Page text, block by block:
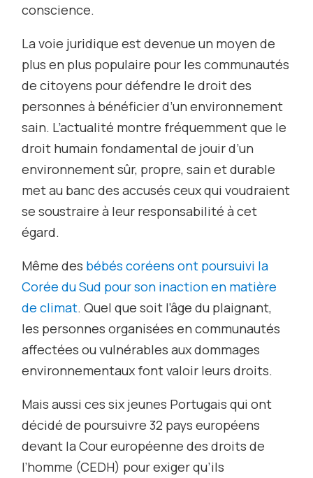
conscience.
La voie juridique est devenue un moyen de
plus en plus populaire pour les communautés
de citoyens pour défendre le droit des
personnes à bénéficier d’un environnement
sain. L’actualité montre fréquemment que le
droit humain fondamental de jouir d’un
environnement sûr, propre, sain et durable
met au banc des accusés ceux qui voudraient
se soustraire à leur responsabilité à cet
égard.
Même des bébés coréens ont poursuivi la
Corée du Sud pour son inaction en matière
de climat. Quel que soit l’âge du plaignant,
les personnes organisées en communautés
affectées ou vulnérables aux dommages
environnementaux font valoir leurs droits.
Mais aussi ces six jeunes Portugais qui ont
décidé de poursuivre 32 pays européens
devant la Cour européenne des droits de
l’homme (CEDH) pour exiger qu’ils